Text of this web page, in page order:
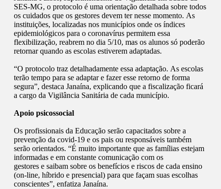
SES-MG, o protocolo é uma orientação detalhada sobre todos
os cuidados que os gestores devem ter nesse momento. As
instituições, localizadas nos municípios onde os índices
epidemiológicos para o coronavírus permitem essa
flexibilização, reabrem no dia 5/10, mas os alunos só poderão
retornar quando as escolas estiverem adaptadas.
“O protocolo traz detalhadamente essa adaptação. As escolas
terão tempo para se adaptar e fazer esse retorno de forma
segura”, destaca Janaína, explicando que a fiscalização ficará
a cargo da Vigilância Sanitária de cada município.
Apoio psicossocial
​Os profissionais da Educação serão capacitados sobre a
prevenção da covid-19 e os pais ou responsáveis também
serão orientados. “É muito importante que as famílias estejam
informadas e em constante comunicação com os
gestores e saibam sobre os benefícios e riscos de cada ensino
(on-line, híbrido e presencial) para que façam suas escolhas
conscientes”, enfatiza Janaína.